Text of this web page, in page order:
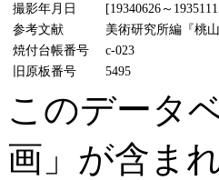
撮影年月日
[19340626～
参考文献
美術研究所編『桃
焼付台帳番号
c-023
旧原板番号
5495
このデータ
画」が含ま